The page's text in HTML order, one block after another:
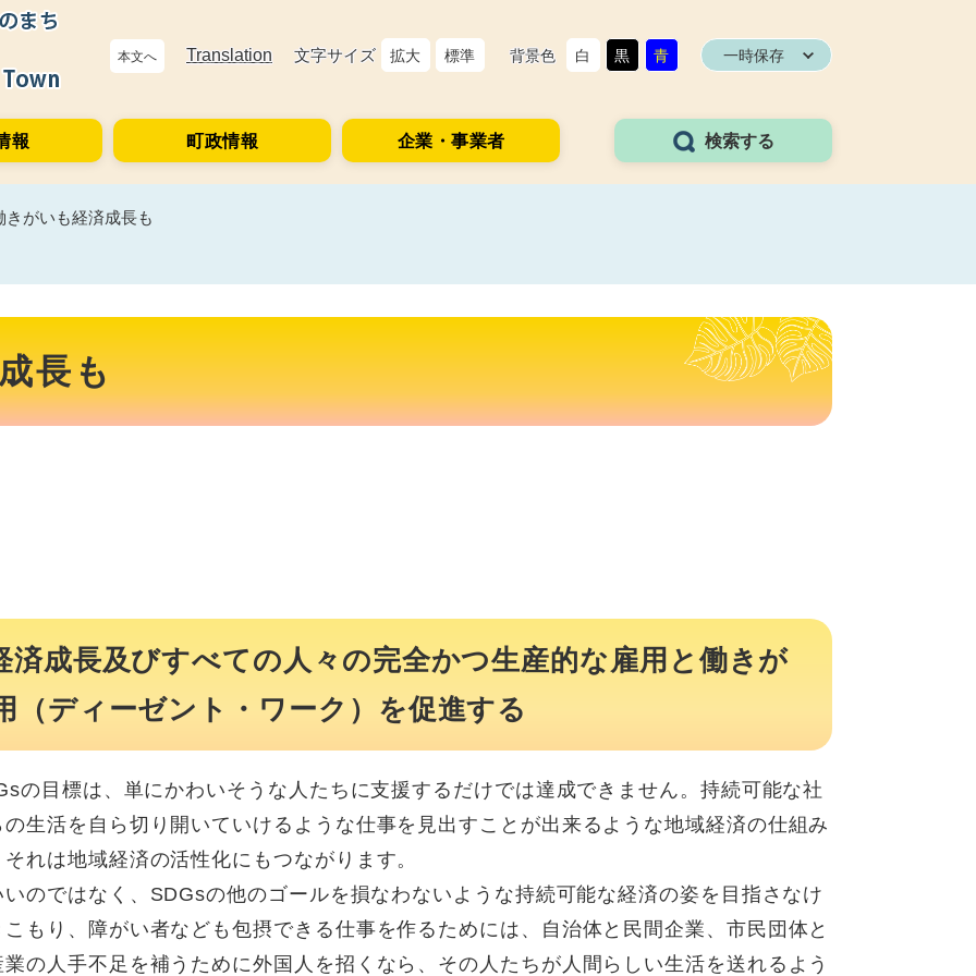
本文へ Translation 文字サイズ 拡大 標準 背景色 白 黒 青 一時保存
報 町政情報 企業・事業者 検索する
きがいも経済成長も
長も
済成長及びすべての人々の完全かつ生産的な雇用と働きが
（ディーゼント・ワーク）を促進する
の目標は、単にかわいそうな人たちに支援するだけでは達成できません。持続可能な社
生活を自ら切り開いていけるような仕事を見出すことが出来るような地域経済の仕組み
れは地域経済の活性化にもつながります。
のではなく、SDGsの他のゴールを損なわないような持続可能な経済の姿を目指さなけ
もり、障がい者なども包摂できる仕事を作るためには、自治体と民間企業、市民団体と
の人手不足を補うために外国人を招くなら、その人たちが人間らしい生活を送れるよう